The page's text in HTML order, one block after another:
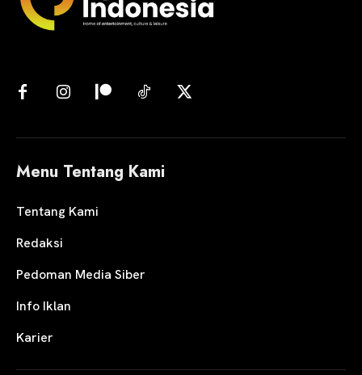
Menu Tentang Kami
Tentang Kami
Redaksi
Pedoman Media Siber
Info Iklan
Karier